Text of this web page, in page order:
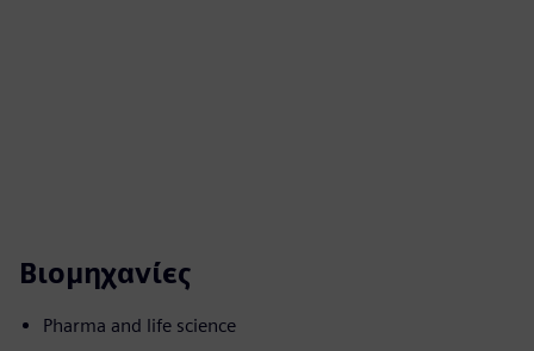
Βιομηχανίες
Pharma and life science